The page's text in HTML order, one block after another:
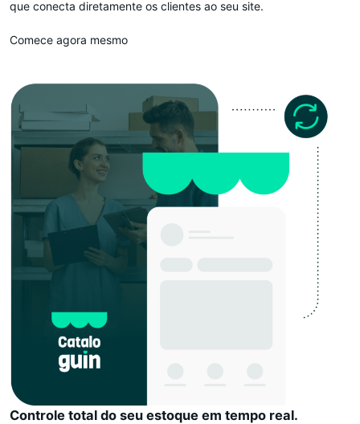
que conecta diretamente os clientes ao seu site.
Comece agora mesmo
Controle total do seu estoque em tempo real.